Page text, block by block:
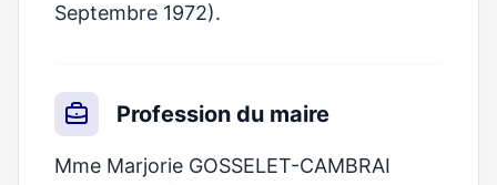
Septembre 1972).
Profession du maire
Mme Marjorie GOSSELET-CAMBRAI